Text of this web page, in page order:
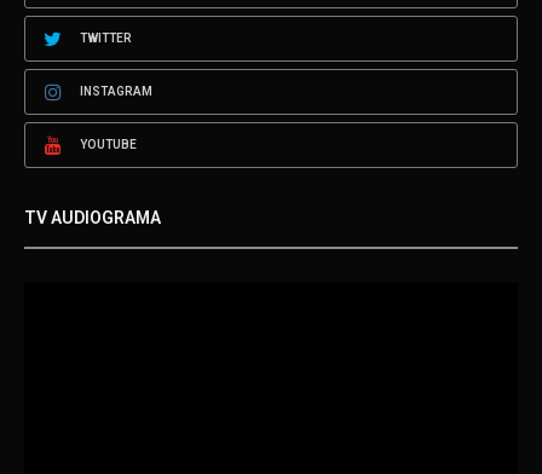
TWITTER
INSTAGRAM
YOUTUBE
TV AUDIOGRAMA